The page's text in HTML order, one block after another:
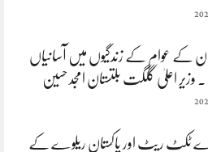
کے عوام کے زندگیوں میں آسانیاں
وزیر اعلیٰ گلگت بلتستان امجد حسین
ٹکٹ ریٹ اور پاکستان ریلوے کے